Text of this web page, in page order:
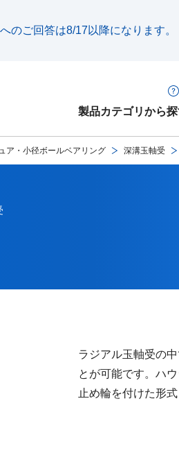
のご回答は8/17以降になります。
製品カテゴリから
ア・小径ボールベアリング 深溝玉軸受
ラジアル玉軸受の
とが可能です。ハ
止め輪を付けた形式